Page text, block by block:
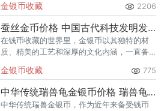
书法艺术（隶书）金银纪念币定于2019年5月
发行。
金银币收藏 2206
蚕丝金币价格 中国古代科技发明发现第(3)组纪念币蚕丝金币
在钱币收藏的世界里，金银币以其独特的材
质、精美的工艺和深厚的文化内涵，一直备
列纪念金币发行于1994年，是经典之作。目
前，1/2盎司蚕丝金币价
金银币收藏 775
中华传统瑞兽龟金银币价格 瑞兽龟金银币值多少钱
中华传统瑞兽金银币，作为近年来备受钱币